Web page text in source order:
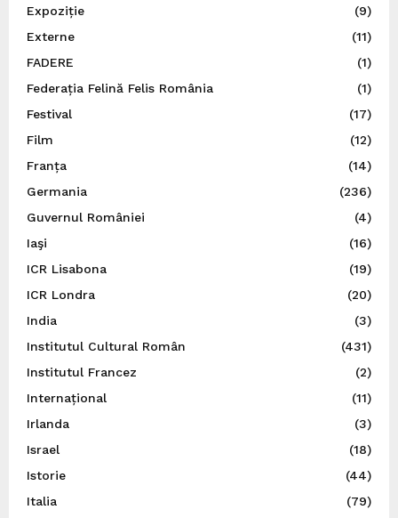
Expoziție
(9)
Externe
(11)
FADERE
(1)
Federația Felină Felis România
(1)
Festival
(17)
Film
(12)
Franța
(14)
Germania
(236)
Guvernul României
(4)
Iaşi
(16)
ICR Lisabona
(19)
ICR Londra
(20)
India
(3)
Institutul Cultural Român
(431)
Institutul Francez
(2)
Internațional
(11)
Irlanda
(3)
Israel
(18)
Istorie
(44)
Italia
(79)